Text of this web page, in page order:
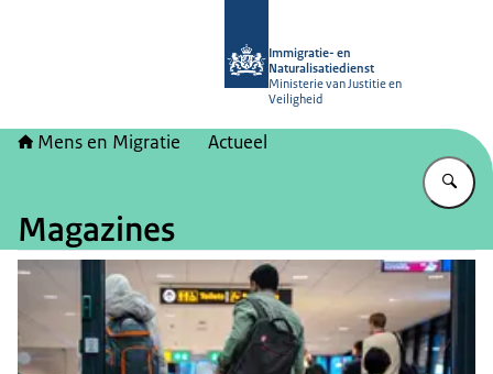
Immigratie- en
Naturalisatiedienst
Ministerie van Justitie en
Veiligheid
Mens en Migratie Actueel
Magazines